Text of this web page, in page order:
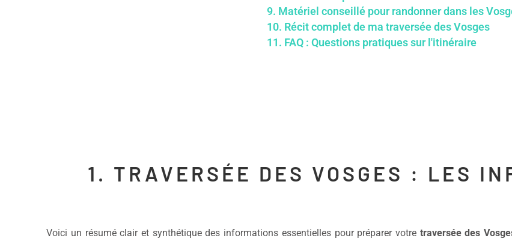
9. Matériel conseillé pour randonner dans les
10. Récit complet de ma traversée des Vosges
11. FAQ : Questions pratiques sur l'itinéraire
1. TRAVERSÉE DES VOSGES : LES
Voici un résumé clair et synthétique des informations essentielles pour préparer votre traversée des